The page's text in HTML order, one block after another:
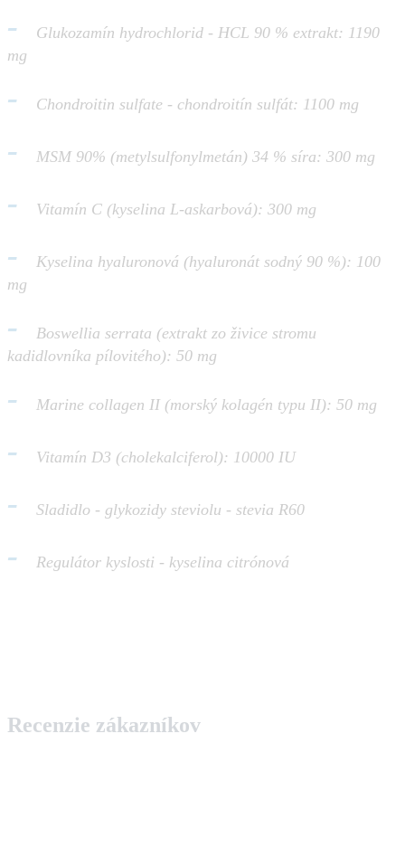
- Glukozamín hydrochlorid - HCL 90 % extrakt: 1190
mg
- Chondroitin sulfate - chondroitín sulfát: 1100 mg
- MSM 90% (metylsulfonylmetán) 34 % síra: 300 mg
- Vitamín C (kyselina L-askarbová): 300 mg
- Kyselina hyaluronová (hyaluronát sodný 90 %): 100
mg
- Boswellia serrata (extrakt zo živice stromu
kadidlovníka pílovitého): 50 mg
- Marine collagen II (morský kolagén typu II): 50 mg
- Vitamín D3 (cholekalciferol): 10000 IU
- Sladidlo - glykozidy steviolu - stevia R60
- Regulátor kyslosti - kyselina citrónová
Recenzie zákazníkov